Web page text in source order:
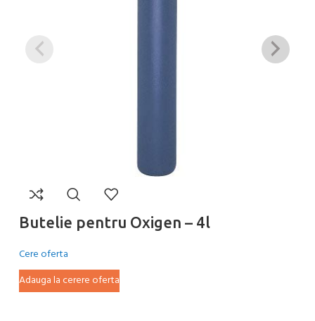
Butelie pentru Oxigen – 4l
Cere oferta
Adauga la cerere oferta